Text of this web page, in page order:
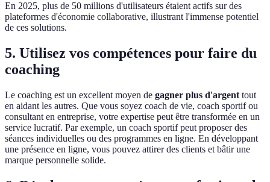
En 2025, plus de 50 millions d'utilisateurs étaient actifs sur des
plateformes d'économie collaborative, illustrant l'immense potentiel
de ces solutions.
5. Utilisez vos compétences pour faire du
coaching
Le coaching est un excellent moyen de gagner plus d'argent tout
en aidant les autres. Que vous soyez coach de vie, coach sportif ou
consultant en entreprise, votre expertise peut être transformée en un
service lucratif. Par exemple, un coach sportif peut proposer des
séances individuelles ou des programmes en ligne. En développant
une présence en ligne, vous pouvez attirer des clients et bâtir une
marque personnelle solide.